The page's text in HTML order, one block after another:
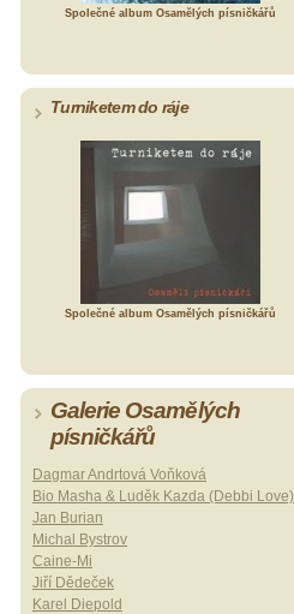
Společné album Osamělých písničkářů
Turniketem do ráje
Společné album Osamělých písničkářů
Galerie Osamělých
písničkářů
Dagmar Andrtová Voňková
Bio Masha & Luděk Kazda (Debbi Love)
Jan Burian
Michal Bystrov
Caine-Mi
Jiří Dědeček
Karel Diepold